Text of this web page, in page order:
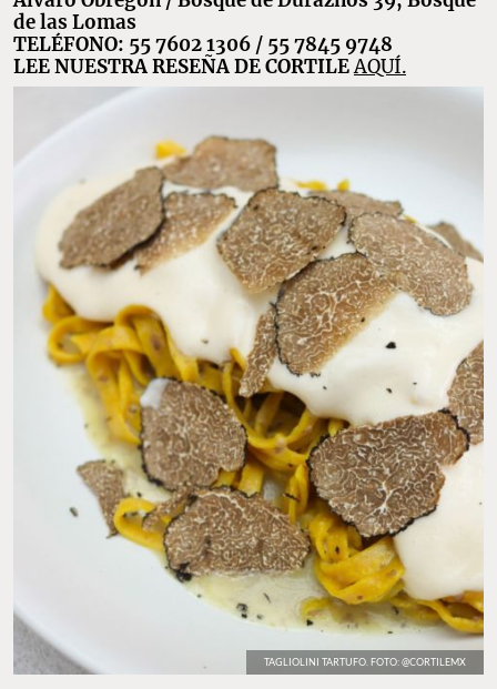
de las Lomas
TELÉFONO: 55 7602 1306 / 55 7845 9748
LEE NUESTRA RESEÑA DE CORTILEAQUÍ.
TAGLIOLINI TARTUFO. FOTO: @CORTILEMX